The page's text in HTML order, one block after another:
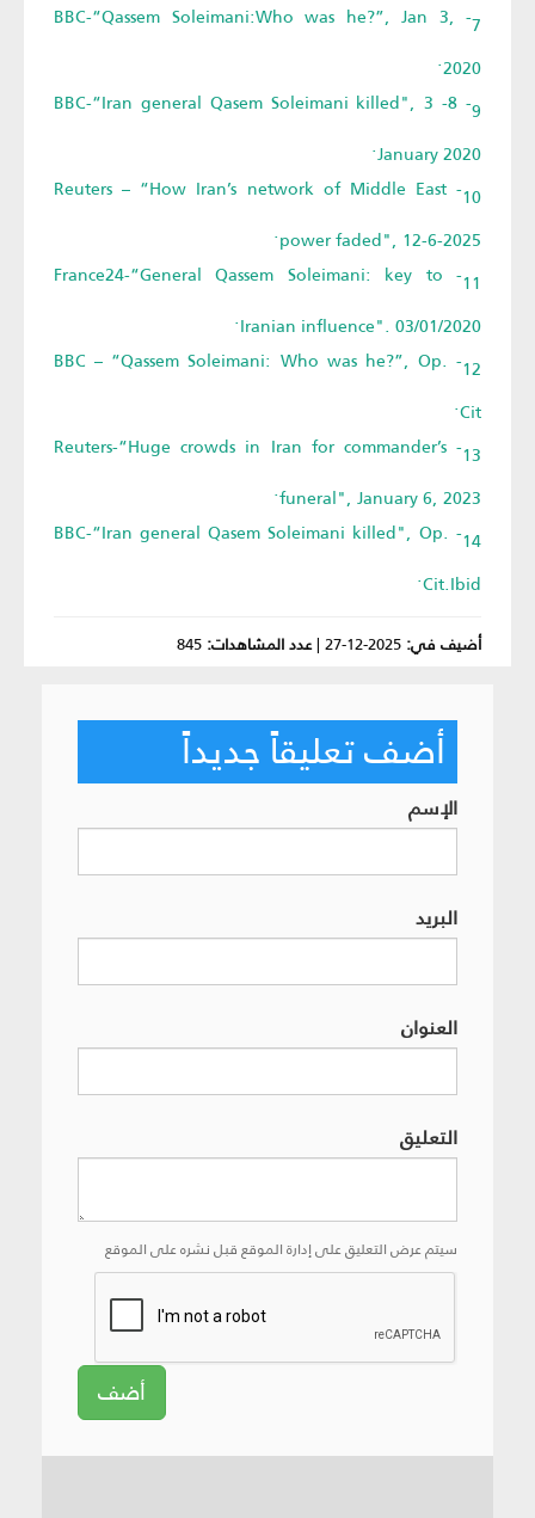
7- BBC-“Qassem Soleimani:Who was he?”, Jan 3,
2020.
9- 8- BBC-“Iran general Qasem Soleimani killed", 3
January 2020.
10- Reuters – “How Iran’s network of Middle East
power faded", 12-6-2025.
11- France24-“General Qassem Soleimani: key to
Iranian influence". 03/01/2020.
12- BBC – “Qassem Soleimani: Who was he?”, Op.
Cit.
13- Reuters-“Huge crowds in Iran for commander’s
funeral", January 6, 2023.
14- BBC-“Iran general Qasem Soleimani killed", Op.
Cit.Ibid.
أضيف في: 2025-12-27
|عدد المشاهدات: 845
أضف تعليقاً جديداً
الإسم
البريد
العنوان
التعليق
سيتم عرض التعليق على إدارة الموقع قبل نشره على الموقع
أضف